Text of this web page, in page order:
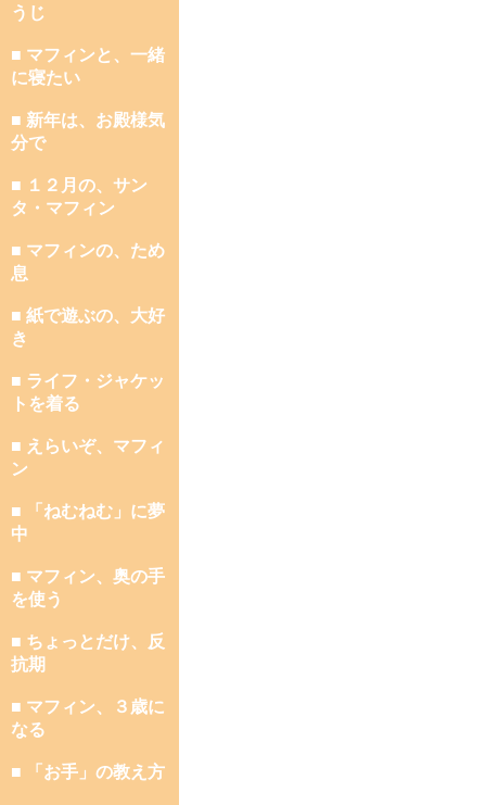
うじ
■ マフィンと、一緒
に寝たい
■ 新年は、お殿様気
分で
■ １２月の、サン
タ・マフィン
■ マフィンの、ため
息
■ 紙で遊ぶの、大好
き
■ ライフ・ジャケッ
トを着る
■ えらいぞ、マフィ
ン
■ 「ねむねむ」に夢
中
■ マフィン、奥の手
を使う
■ ちょっとだけ、反
抗期
■ マフィン、３歳に
なる
■ 「お手」の教え方